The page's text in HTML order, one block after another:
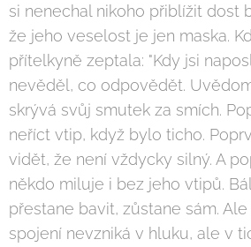
si nenechal nikoho přiblížit dost
že jeho veselost je jen maska.
přítelkyně zeptala: "Kdy jsi
nevěděl, co odpovědět.
skrývá svůj smutek za smích.
neříct vtip, když bylo ticho.
vidět, že není vždycky silný. A
někdo miluje i bez jeho vtipů.
přestane bavit, zůstane sám.
spojení nevzniká v hluku, ale v